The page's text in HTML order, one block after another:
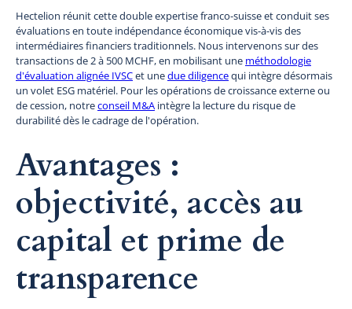
Hectelion réunit cette double expertise franco-suisse et conduit ses
évaluations en toute indépendance économique vis-à-vis des
intermédiaires financiers traditionnels. Nous intervenons sur des
transactions de 2 à 500 MCHF, en mobilisant une méthodologie
d'évaluation alignée IVSCet unedue diligencequi intègre désormais
un volet ESG matériel. Pour les opérations de croissance externe ou
de cession, notreconseil M&A intègre la lecture du risque de
durabilité dès le cadrage de l'opération.
Avantages :
objectivité, accès au
capital et prime de
transparence